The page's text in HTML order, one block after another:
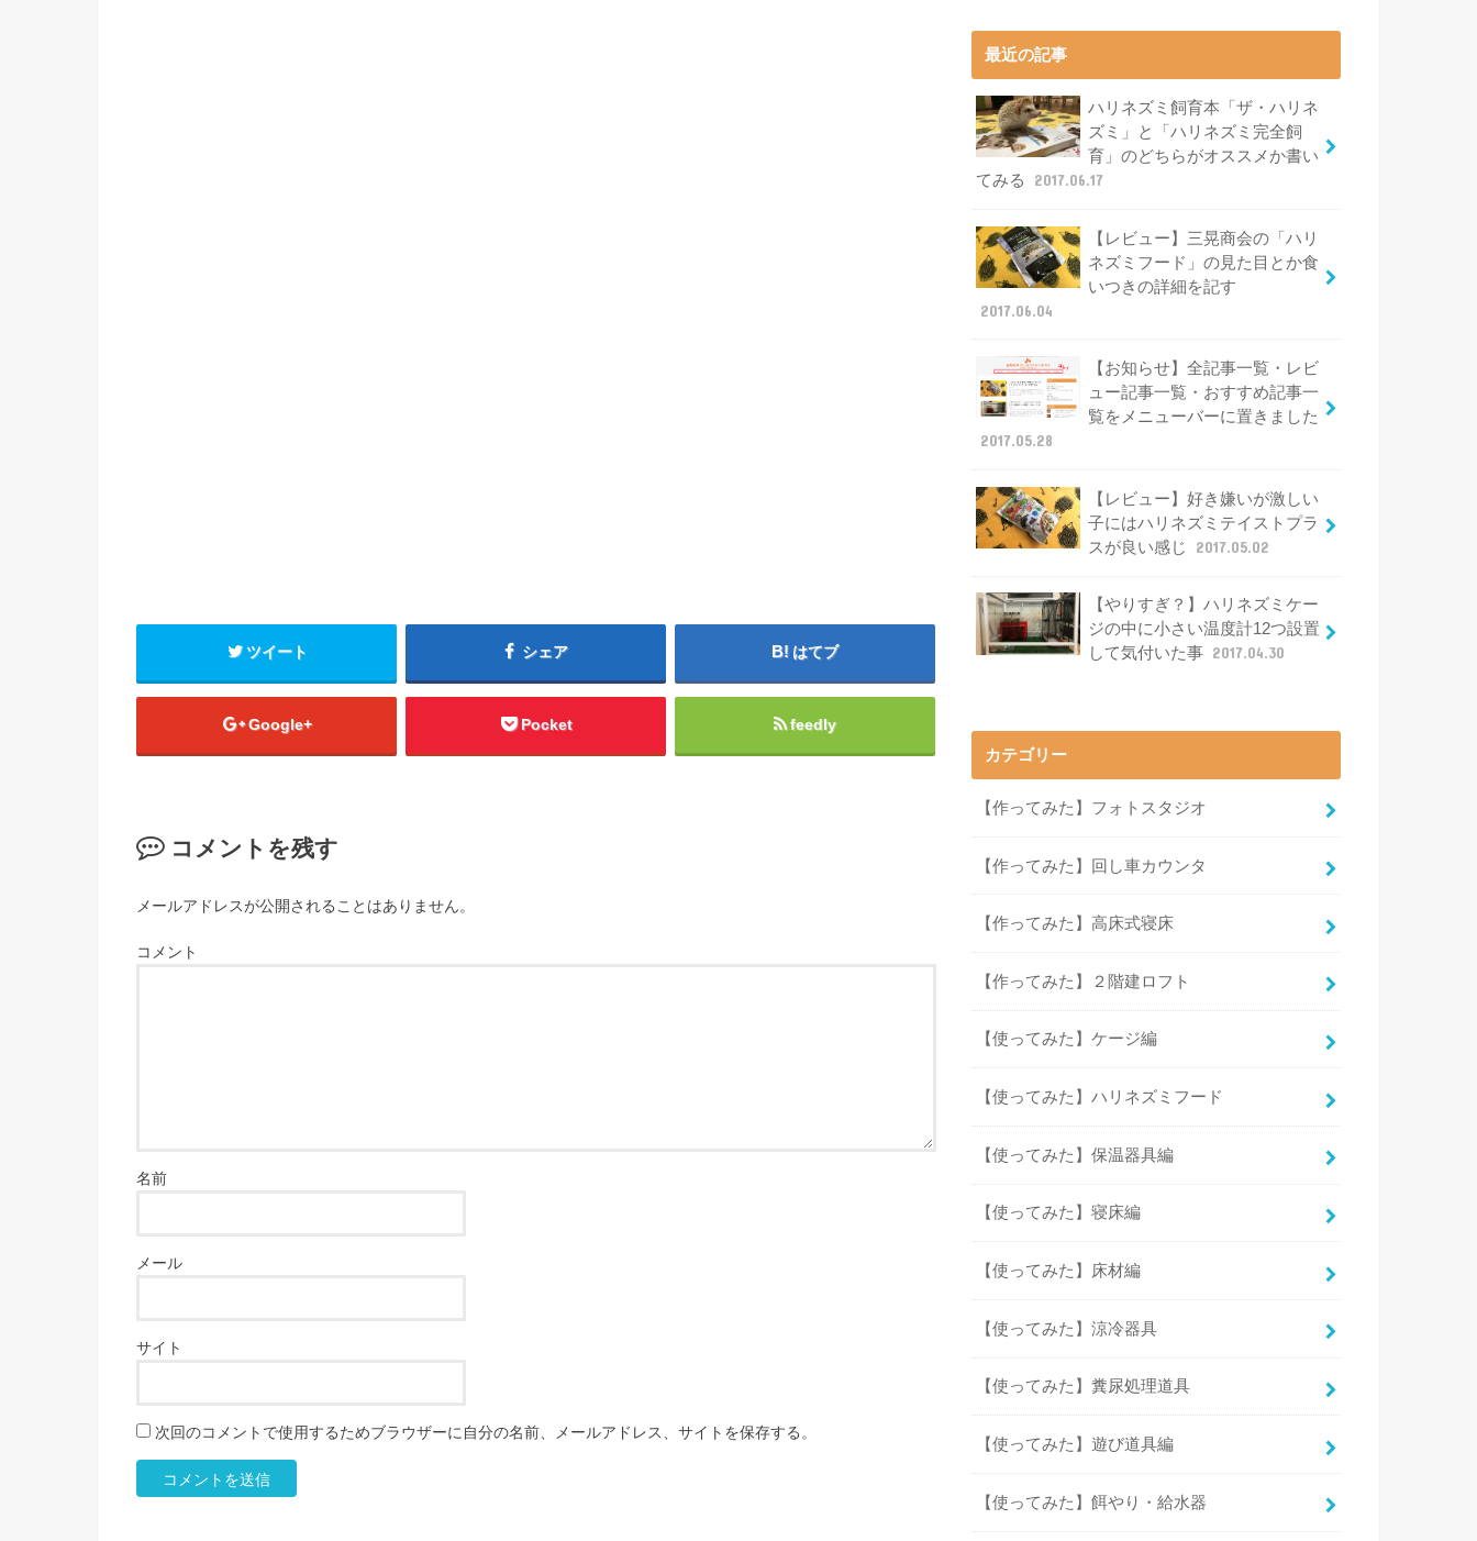
ツイート シェア はてブ
Google+ Pocket feedly
コメントを残す
メールアドレスが公開されることはありません。
コメント
名前
メール
サイト
次回のコメントで使用するためブラウザーに自分の名前、メールアドレス、サイトを保存する。
最近の記事
ハリネズミ飼育本「ザ・ハリネ
ズミ」と「ハリネズミ完全飼
育」のどちらがオススメか書い
てみる
2017.06.17
【レビュー】三晃商会の「ハリ
ネズミフード」の見た目とか食
いつきの詳細を記す
2017.06.04
【お知らせ】全記事一覧・レビ
ュー記事一覧・おすすめ記事一
覧をメニューバーに置きました
2017.05.28
【レビュー】好き嫌いが激しい
子にはハリネズミテイストプラ
スが良い感じ
2017.05.02
【やりすぎ？】ハリネズミケー
ジの中に小さい温度計12つ設置
して気付いた事 2017.04.30
カテゴリー
【作ってみた】フォトスタジオ
【作ってみた】回し車カウンタ
【作ってみた】高床式寝床
【作ってみた】２階建ロフト
【使ってみた】ケージ編
【使ってみた】ハリネズミフード
【使ってみた】保温器具編
【使ってみた】寝床編
【使ってみた】床材編
【使ってみた】涼冷器具
【使ってみた】糞尿処理道具
【使ってみた】遊び道具編
【使ってみた】餌やり・給水器